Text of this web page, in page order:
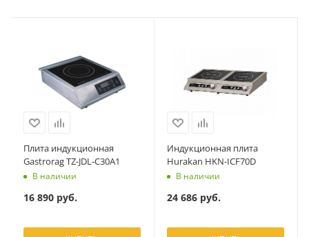
Плита индукционная
Gastrorag TZ-JDL-C30A1
В наличии
16 890руб.
Индукционная плита
Hurakan HKN-ICF70D
В наличии
24 686руб.